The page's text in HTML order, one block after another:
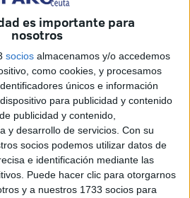
es importante para
nosotros
socios almacenamos y/o accedemos
como cookies, y procesamos
únicos e información
para publicidad y contenido
publicidad y contenido,
y desarrollo de servicios. Con su
socios podemos utilizar datos de
e identificación mediante las
Puede hacer clic para otorgarnos
y a nuestros 1733 socios para
Estatalha publicado en
(BOE) una nueva notificación
de Ceuta relacionadas con
administrativos, algunos de ellos
indebidos de ayudas o